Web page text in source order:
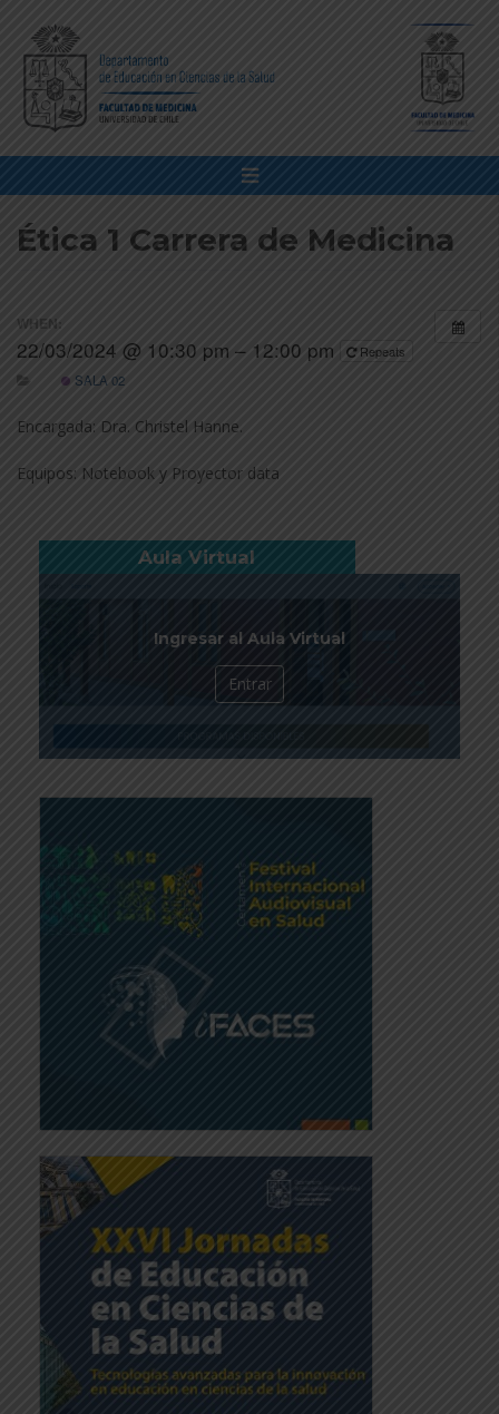
Ética 1 Carrera de Medicina
WHEN:
22/03/2024 @ 10:30 pm – 12:00 pm
Repeats
SALA 02
Encargada: Dra. Christel Hanne.
Equipos: Notebook y Proyector data
Aula Virtual
Ingresar al Aula Virtual
Entrar